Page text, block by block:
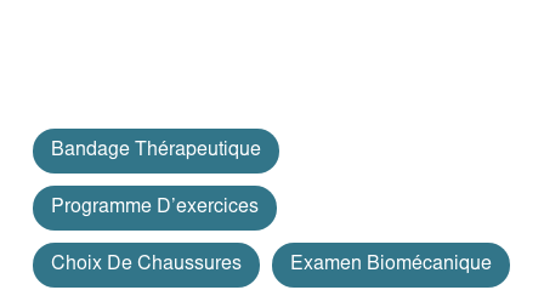
Bandage Thérapeutique
Programme D’exercices
Choix De Chaussures Examen Biomécanique